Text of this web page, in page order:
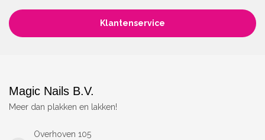
Klantenservice
Magic Nails B.V.
Meer dan plakken en lakken!
Overhoven 105